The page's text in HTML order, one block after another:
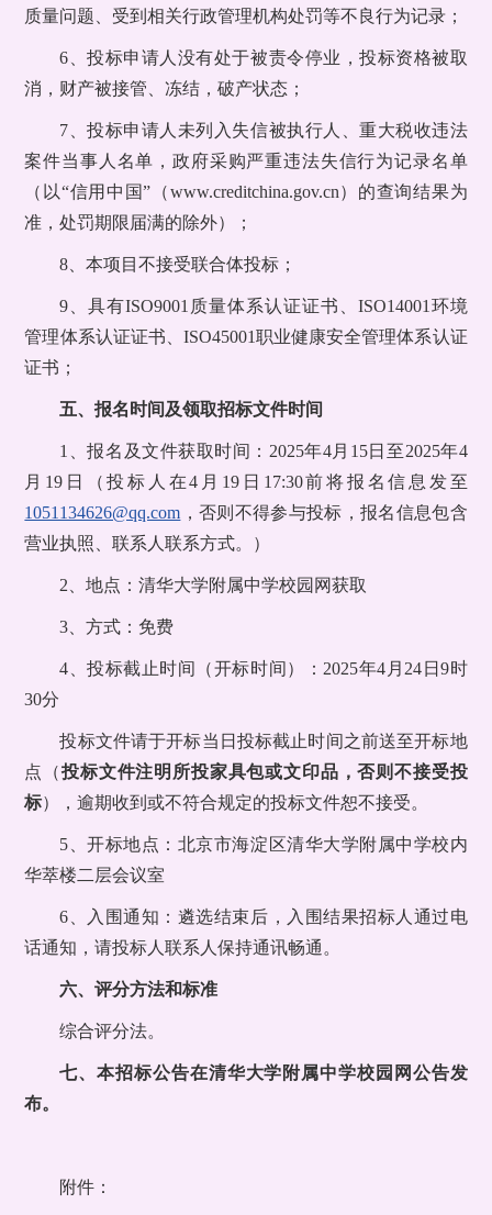
质量问题、受到相关行政管理机构处罚等不良行为记录；
6、投标申请人没有处于被责令停业，投标资格被取
消，财产被接管、冻结，破产状态；
7、投标申请人未列入失信被执行人、重大税收违法
案件当事人名单，政府采购严重违法失信行为记录名单
（以“信用中国”（www.creditchina.gov.cn）的查询结果为
准，处罚期限届满的除外）；
8、本项目不接受联合体投标；
9、具有ISO9001质量体系认证证书、ISO14001环境
管理体系认证证书、ISO45001职业健康安全管理体系认证
证书；
五、报名时间及领取招标文件时间
1、报名及文件获取时间：2025年4月15日至2025年4
月19日（投标人在4月19日17:30前将报名信息发至
1051134626@qq.com ，否则不得参与投标，报名信息包含
营业执照、联系人联系方式。）
2、地点：清华大学附属中学校园网获取
3、方式：免费
4、投标截止时间（开标时间）：2025年4月24日9时
30分
投标文件请于开标当日投标截止时间之前送至开标地
点（投标文件注明所投家具包或文印品，否则不接受投
标），逾期收到或不符合规定的投标文件恕不接受。
5、开标地点：北京市海淀区清华大学附属中学校内
华萃楼二层会议室
6、入围通知：遴选结束后，入围结果招标人通过电
话通知，请投标人联系人保持通讯畅通。
六、评分方法和标准
综合评分法。
七、本招标公告在清华大学附属中学校园网公告发
布。
附件：